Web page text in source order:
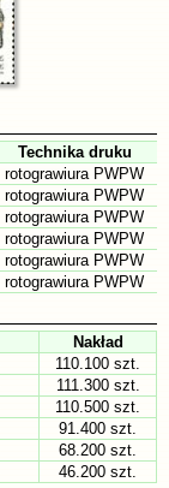
Technika druku
rotograwiura PWPW
rotograwiura PWPW
rotograwiura PWPW
rotograwiura PWPW
rotograwiura PWPW
rotograwiura PWPW
Nakład
110.100 szt.
111.300 szt.
110.500 szt.
91.400 szt.
68.200 szt.
46.200 szt.